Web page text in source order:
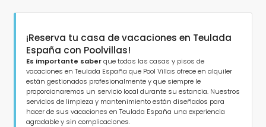
¡Reserva tu casa de vacaciones en Teulada
España con Poolvillas!
Es importante saberque todas las casas y pisos de
vacaciones en Teulada España que Pool Villas ofrece en alquiler
están gestionados profesionalmente y que siempre le
proporcionaremos un servicio local durante su estancia. Nuestros
servicios de limpieza y mantenimiento están diseñados para
hacer de sus vacaciones en Teulada España una experiencia
agradable y sin complicaciones.